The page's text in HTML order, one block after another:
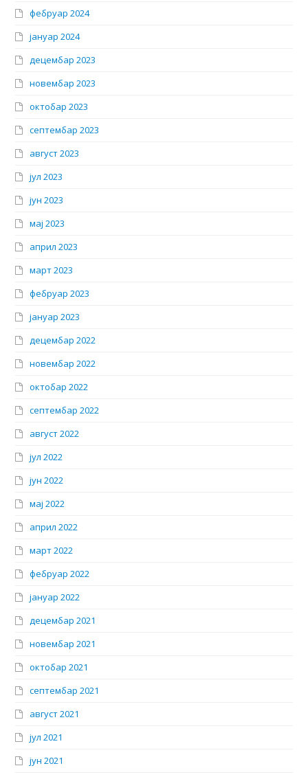
фебруар 2024
јануар 2024
децембар 2023
новембар 2023
октобар 2023
септембар 2023
август 2023
јул 2023
јун 2023
мај 2023
април 2023
март 2023
фебруар 2023
јануар 2023
децембар 2022
новембар 2022
октобар 2022
септембар 2022
август 2022
јул 2022
јун 2022
мај 2022
април 2022
март 2022
фебруар 2022
јануар 2022
децембар 2021
новембар 2021
октобар 2021
септембар 2021
август 2021
јул 2021
јун 2021